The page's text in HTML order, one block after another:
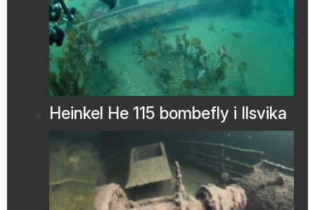
Heinkel He 115 bombefly i Ilsvika